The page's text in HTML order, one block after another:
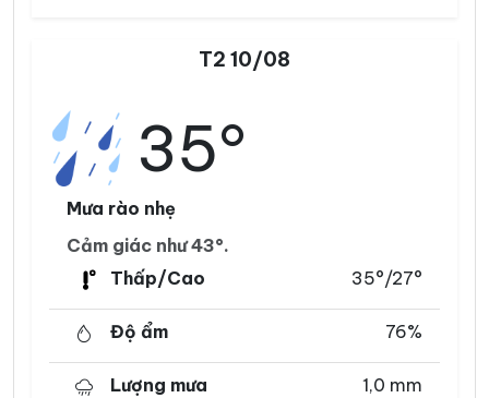
T2 10/08
35°
Mưa rào nhẹ
Cảm giác như 43°.
Thấp/Cao
35°/27°
Độ ẩm 76%
Lượng mưa 1,0 mm